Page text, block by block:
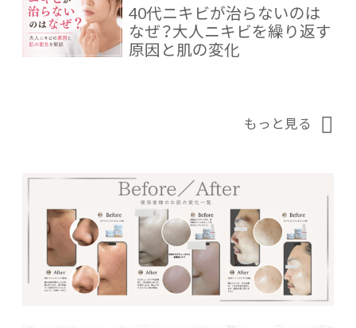
40代ニキビが治らないのは
なぜ？大人ニキビを繰り返す
原因と肌の変化
もっと見る